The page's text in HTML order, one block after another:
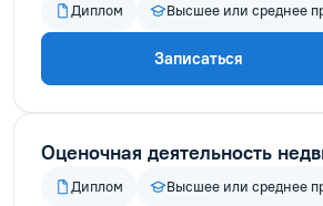
Диплом Высшее или среднее
Записаться
Оценочная деятельность
Диплом Высшее или среднее